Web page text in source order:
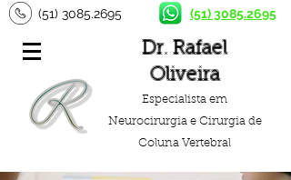
Dr. Rafael
Oliveira
Especialista em
Neurocirurgia e Cirurgia de
Coluna Vertebral
(51) 3085.2695 (51) 3085.2695